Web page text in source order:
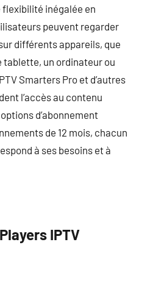
flexibilité inégalée en
peuvent regarder
différents appareils, que
tablette, un ordinateur ou
Smarters Pro et d’autres
l’accès au contenu
d’abonnement
de 12 mois, chacun
à ses besoins et à
IPTV